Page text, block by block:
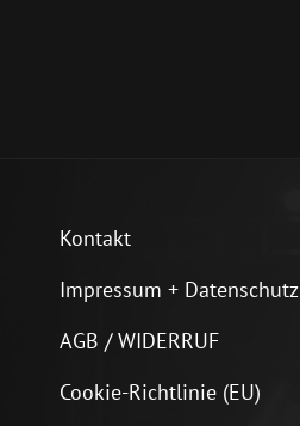
Kontakt
Impressum + Datenschutz
AGB / WIDERRUF
Cookie-Richtlinie (EU)